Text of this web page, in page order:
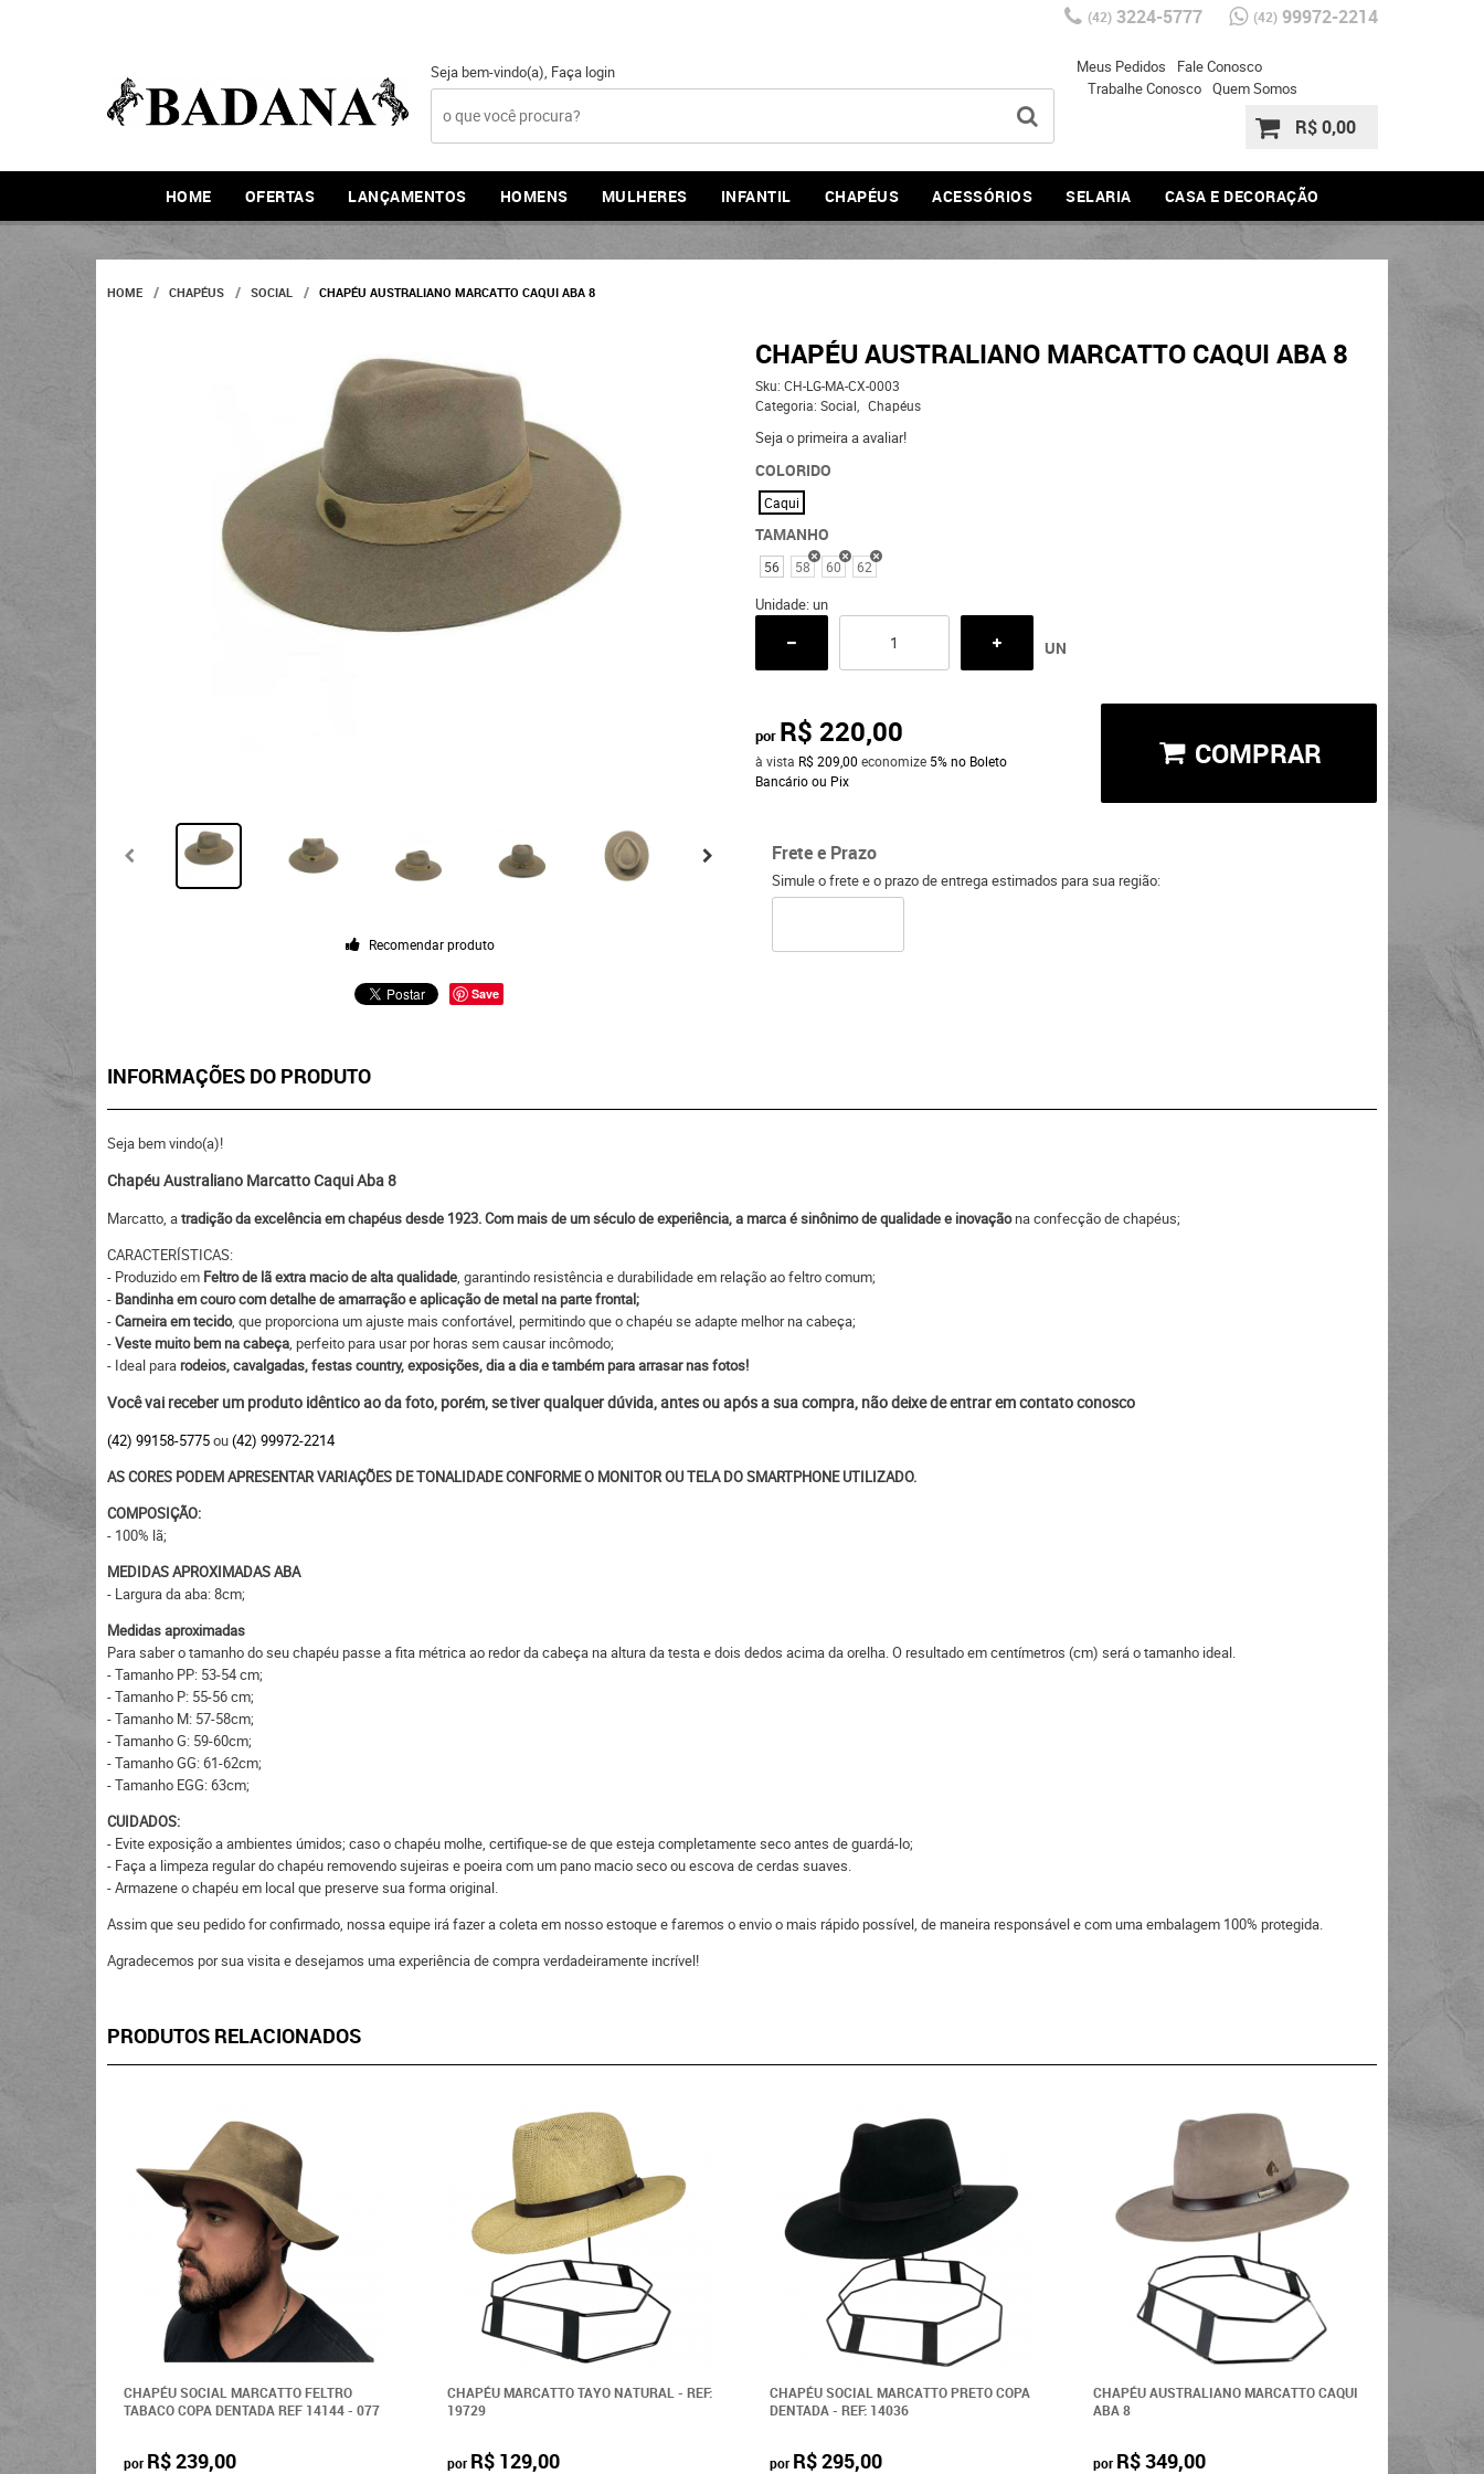
(42)3224-5777 (42)99972-2214
Seja bem-vindo(a), Faça login Meus Pedidos
Fale Conosco
Trabalhe Conosco Quem Somos
R$ 0,00
HOME OFERTAS LANÇAMENTOS HOMENS MULHERES INFANTIL CHAPÉUS ACESSÓRIOS SELARIA CASA E DECORAÇÃO
HOME CHAPÉUS SOCIAL CHAPÉU AUSTRALIANO MARCATTO CAQUI ABA 8
Recomendar produto
Save
CHAPÉU AUSTRALIANO MARCATTO CAQUI ABA 8
Sku: CH-LG-MA-CX-0003
Categoria: Social Chapéus
Seja o primeira a avaliar!
COLORIDO
Caqui
TAMANHO
56 58 60 62
Unidade: un
UN
por R$ 220,00
à vista R$ 209,00 economize 5% no Boleto
Bancário ou Pix
COMPRAR
Frete e Prazo
Simule o frete e o prazo de entrega estimados para sua região:
INFORMAÇÕES DO PRODUTO
Seja bem vindo(a)!
Chapéu Australiano Marcatto Caqui Aba 8
Marcatto, atradição da excelência em chapéus desde 1923. Com mais de um século de experiência, a marca é sinônimo de qualidade e inovaçãona confecção de chapéus;
CARACTERÍSTICAS:
- Produzido em Feltro de lã extra macio de alta qualidade, garantindo resistência e durabilidade em relação ao feltro comum;
- Bandinha em couro com detalhe de amarração e aplicação de metal na parte frontal;
-Carneira em tecido, que proporciona um ajuste mais confortável, permitindo que o chapéu se adapte melhor na cabeça;
-Veste muito bem na cabeça, perfeito para usar por horas sem causar incômodo;
- Ideal para rodeios, cavalgadas, festas country, exposições, dia a dia e também para arrasar nas fotos!
Você vai receber um produto idêntico ao da foto, porém, se tiver qualquer dúvida, antes ou após a sua compra, não deixe de entrar em contato conosco
(42) 99158-5775ou(42) 99972-2214
AS CORES PODEM APRESENTAR VARIAÇÕES DE TONALIDADE CONFORME O MONITOR OU TELA DO SMARTPHONE UTILIZADO.
COMPOSIÇÃO:
- 100% lã;
MEDIDAS APROXIMADAS ABA
- Largura da aba: 8cm;
Medidas aproximadas
Para saber o tamanho do seu chapéu passe a fita métrica ao redor da cabeça na altura da testa e dois dedos acima da orelha. O resultado em centímetros (cm) será o tamanho ideal.
- Tamanho PP: 53-54 cm;
- Tamanho P: 55-56 cm;
- Tamanho M: 57-58cm;
- Tamanho G: 59-60cm;
- Tamanho GG: 61-62cm;
- Tamanho EGG: 63cm;
CUIDADOS:
- Evite exposição a ambientes úmidos; caso o chapéu molhe, certifique-se de que esteja completamente seco antes de guardá-lo;
- Faça a limpeza regular do chapéu removendo sujeiras e poeira com um pano macio seco ou escova de cerdas suaves.
- Armazene o chapéu em local que preserve sua forma original.
Assim que seu pedido for confirmado, nossa equipe irá fazer a coleta em nosso estoque e faremos o envio o mais rápido possível, de maneira responsável e com uma embalagem 100% protegida.
Agradecemos por sua visita e desejamos uma experiência de compra verdadeiramente incrível!
PRODUTOS RELACIONADOS
CHAPÉU SOCIAL MARCATTO FELTRO
TABACO COPA DENTADA REF 14144 - 077
por R$ 239,00
CHAPÉU MARCATTO TAYO NATURAL - REF:
19729
por R$ 129,00
CHAPÉU SOCIAL MARCATTO PRETO COPA
DENTADA - REF: 14036
por R$ 295,00
CHAPÉU AUSTRALIANO MARCATTO CAQUI
ABA 8
por R$ 349,00